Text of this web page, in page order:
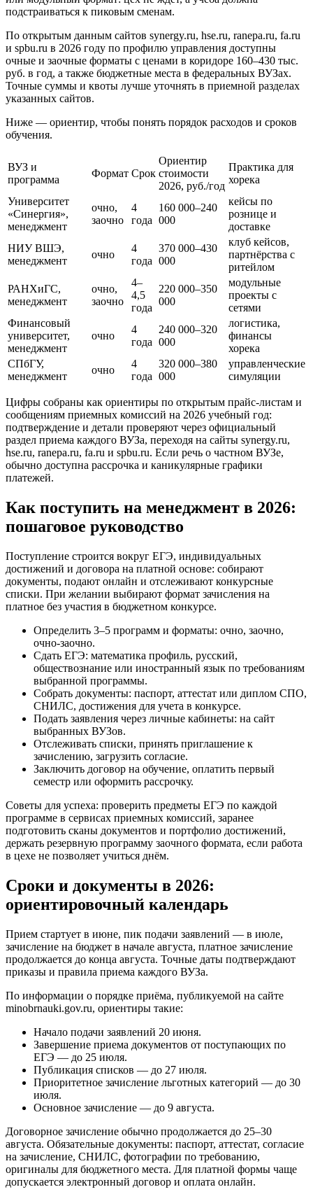
подстраиваться к пиковым сменам.
По открытым данным сайтов synergy.ru, hse.ru, ranepa.ru, fa.ru
и spbu.ru в 2026 году по профилю управления доступны
очные и заочные форматы с ценами в коридоре 160–430 тыс.
руб. в год, а также бюджетные места в федеральных ВУЗах.
Точные суммы и квоты лучше уточнять в приемной разделах
указанных сайтов.
Ниже — ориентир, чтобы понять порядок расходов и сроков
обучения.
ВУЗ и
программа
Формат Срок
Ориентир
стоимости
2026, руб./год
Практика для
хорека
Университет
«Синергия»,
менеджмент
очно,
заочно
4
года
160 000–240
000
кейсы по
рознице и
доставке
НИУ ВШЭ,
менеджмент
очно
4
года
370 000–430
000
клуб кейсов,
партнёрства с
ритейлом
РАНХиГС,
менеджмент
очно,
заочно
4–
4,5
года
220 000–350
000
модульные
проекты с
сетями
Финансовый
университет,
менеджмент
очно
4
года
240 000–320
000
логистика,
финансы
хорека
СПбГУ,
менеджмент
очно
4
года
320 000–380
000
управленческие
симуляции
Цифры собраны как ориентиры по открытым прайс‑листам и
сообщениям приемных комиссий на 2026 учебный год:
подтверждение и детали проверяют через официальный
раздел приема каждого ВУЗа, переходя на сайты synergy.ru,
hse.ru, ranepa.ru, fa.ru и spbu.ru. Если речь о частном ВУЗе,
обычно доступна рассрочка и каникулярные графики
платежей.
Как поступить на менеджмент в 2026:
пошаговое руководство
Поступление строится вокруг ЕГЭ, индивидуальных
достижений и договора на платной основе: собирают
документы, подают онлайн и отслеживают конкурсные
списки. При желании выбирают формат зачисления на
платное без участия в бюджетном конкурсе.
Определить 3–5 программ и форматы: очно, заочно,
очно‑заочно.
Сдать ЕГЭ: математика профиль, русский,
обществознание или иностранный язык по требованиям
выбранной программы.
Собрать документы: паспорт, аттестат или диплом СПО,
СНИЛС, достижения для учета в конкурсе.
Подать заявления через личные кабинеты: на сайт
выбранных ВУЗов.
Отслеживать списки, принять приглашение к
зачислению, загрузить согласие.
Заключить договор на обучение, оплатить первый
семестр или оформить рассрочку.
Советы для успеха: проверить предметы ЕГЭ по каждой
программе в сервисах приемных комиссий, заранее
подготовить сканы документов и портфолио достижений,
держать резервную программу заочного формата, если работа
в цехе не позволяет учиться днём.
Сроки и документы в 2026:
ориентировочный календарь
Прием стартует в июне, пик подачи заявлений — в июле,
зачисление на бюджет в начале августа, платное зачисление
продолжается до конца августа. Точные даты подтверждают
приказы и правила приема каждого ВУЗа.
По информации о порядке приёма, публикуемой на сайте
minobrnauki.gov.ru, ориентиры такие:
Начало подачи заявлений 20 июня.
Завершение приема документов от поступающих по
ЕГЭ — до 25 июля.
Публикация списков — до 27 июля.
Приоритетное зачисление льготных категорий — до 30
июля.
Основное зачисление — до 9 августа.
Договорное зачисление обычно продолжается до 25–30
августа. Обязательные документы: паспорт, аттестат, согласие
на зачисление, СНИЛС, фотографии по требованию,
оригиналы для бюджетного места. Для платной формы чаще
допускается электронный договор и оплата онлайн.